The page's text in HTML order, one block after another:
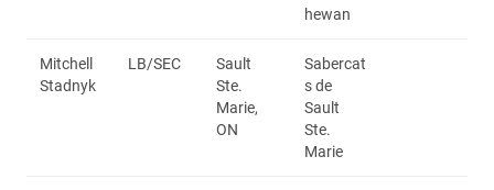
hewan
Mitchell
Stadnyk
LB/SEC
Sault
Ste.
Marie,
ON
Sabercat
s de
Sault
Ste.
Marie